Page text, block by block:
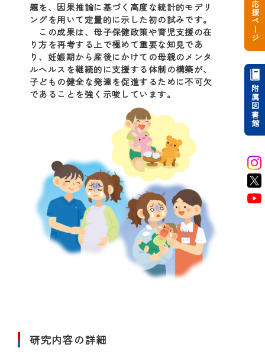
題を、因果推論に基づく高度な統計的モデリ
ングを用いて定量的に示した初の試みです。
この成果は、母子保健政策や育児支援の在
り方を再考する上で極めて重要な知見であ
り、妊娠期から産後にかけての母親のメンタ
ルヘルスを継続的に支援する体制の構築が、
子どもの健全な発達を促進するために不可欠
であることを強く示唆しています。
研究内容の詳細
附属図書館